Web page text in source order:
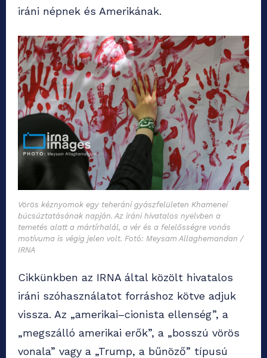
iráni népnek és Amerikának.
Vörös kéznyomok egy teheráni gyászfelületen Khamenei
búcsúztatásának napján. Az iráni hivatalos nyelvben a
temetés alatt a mártírhalál, a vér és a felelősségre vonás
motívuma is végig jelen volt. Fotó: Meysam Allaghemandan /
IRNA
Cikkünkben az IRNA által közölt hivatalos
iráni szóhasználatot forráshoz kötve adjuk
vissza. Az „amerikai–cionista ellenség”, a
„megszálló amerikai erők”, a „bosszú vörös
vonala” vagy a „Trump, a bűnöző” típusú